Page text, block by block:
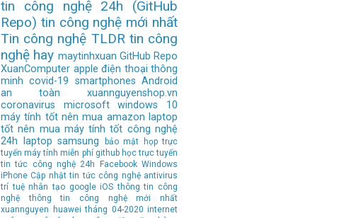
tin công nghệ 24h
(GitHub
Repo) tin công nghệ mới nhất
Tin công nghệ TLDR tin công
nghệ hay maytinhxuan GitHub Repo
XuanComputer apple điện thoại thông
minh covid-19 smartphones Android
an toàn
xuannguyenshop.vn
coronavirus
microsoft
windows 10
máy tính tốt nên mua amazon laptop
tốt nên mua máy tính tốt công nghệ
24h
laptop samsung bảo mật
họp trực
tuyến máy tính miễn phí github học trực tuyến
tin tức công nghệ 24h Facebook Windows
iPhone Cập nhật tin tức công nghệ antivirus
trí tuệ nhân tạo google iOS thông tin công
nghệ
thông tin công nghệ mới nhất
xuannguyen
huawei tháng 04-2020 internet